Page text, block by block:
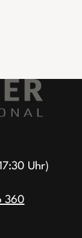
Uhr)
360